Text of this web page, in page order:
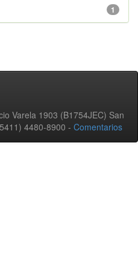
1
Varela 1903 (B1754JEC) San
4480-8900 - Comentarios